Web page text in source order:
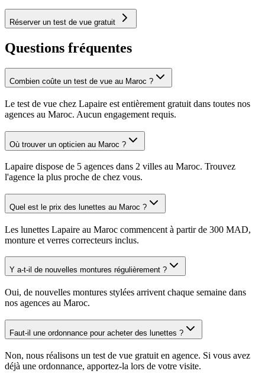
Réserver un test de vue gratuit
Questions fréquentes
Combien coûte un test de vue au Maroc ?
Le test de vue chez Lapaire est entièrement gratuit dans toutes nos
agences au Maroc. Aucun engagement requis.
Où trouver un opticien au Maroc ?
Lapaire dispose de 5 agences dans 2 villes au Maroc. Trouvez
l'agence la plus proche de chez vous.
Quel est le prix des lunettes au Maroc ?
Les lunettes Lapaire au Maroc commencent à partir de 300 MAD,
monture et verres correcteurs inclus.
Y a-t-il de nouvelles montures régulièrement ?
Oui, de nouvelles montures stylées arrivent chaque semaine dans
nos agences au Maroc.
Faut-il une ordonnance pour acheter des lunettes ?
Non, nous réalisons un test de vue gratuit en agence. Si vous avez
déjà une ordonnance, apportez-la lors de votre visite.